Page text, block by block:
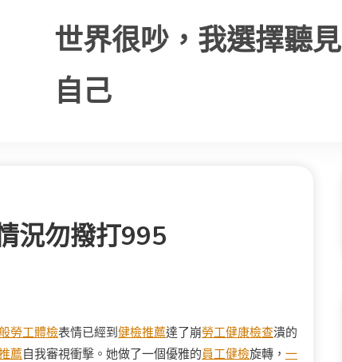
世界很吵，我選擇聽見
自己
況勿撥打995
勞工體檢表情已經到 健檢推薦達了崩勞工健康檢查潰的
薦自我審視衝擊。她做了一個優雅的員工健檢旋轉， 一